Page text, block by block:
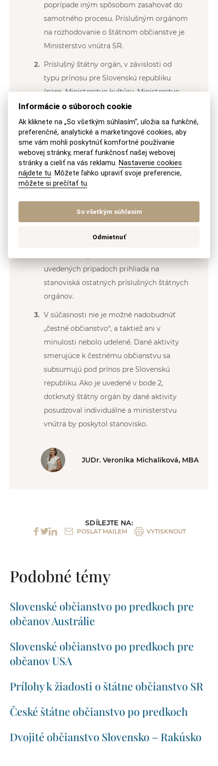
poprípade iným spôsobom zasahovať do
samotného procesu. Príslušným orgánom
na rozhodovanie o štátnom občianstve je
Ministerstvo vnútra SR.
Príslušný štátny orgán, v závislosti od
typu prínosu pre Slovenskú republiku
(napr. Ministerstvo kultúry, Ministerstvo
cestovného ruchu a športu a pod.),
posudzuje danú záležitosť a poskytuje
svoje stanovisko podľa § 8a ods. 3 zákona
č. 40/1993. Ministerstvo vnútra Slovenskej
republiky túto skutočnosť berie na
vedomie. Každý prípad sa posudzuje
individuálne s ohľadom na príslušný
štátny orgán. Nie je možné poskytnúť
jednoznačné stanovisko k tomu, aký
byť považovaný za významný prínos pre
uvedených prípadoch prihliada na
stanoviská ostatných príslušných štátnych
orgánov.
V súčasnosti nie je možné nadobudnúť
„čestné občianstvo“, a taktiež ani v
minulosti nebolo udelené. Dané aktivity
smerujúce k čestnému občianstvu sa
subsumujú pod prínos pre Slovenskú
republiku. Ako je uvedené v bode 2,
dotknutý štátny orgán by dané aktivity
posudzoval individuálne a ministerstvu
vnútra by poskytol stanovisko.
JUDr. Veronika Michalíková, MBA
SDÍLEJTE NA:
POSLAT MAILEM VYTISKNOUT
Podobné témy
Slovenské občianstvo po predkoch pre
občanov Austrálie
Slovenské občianstvo po predkoch pre
občanov USA
Prílohy k žiadosti o štátne občianstvo SR
České štátne občianstvo po predkoch
Dvojité občianstvo Slovensko – Rakúsko
Informácie o súboroch cookie
Ak kliknete na „So všetkým súhlasím“, uložia sa funkčné,
preferenčné, analytické a marketingové cookies, aby
sme vám mohli poskytnúť komfortné používanie
webovej stránky, merať funkčnosť našej webovej
stránky a cieliť na vás reklamu. Nastavenie cookies
nájdete tu. Môžete ľahko upraviť svoje preferencie,
môžete si prečítať tu.
So všetkým súhlasím
Odmietnuť